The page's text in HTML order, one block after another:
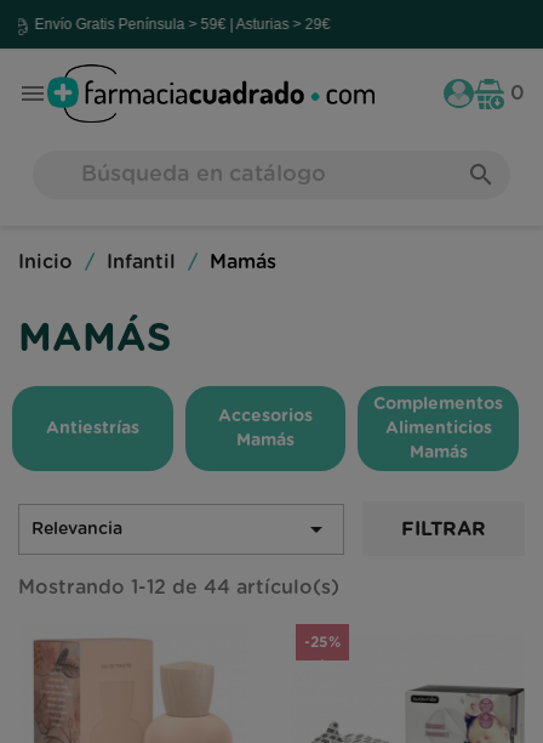
GratisPenínsula > 59€ | Asturias > 29€
 0
search
Inicio Infantil Mamás
MAMÁS
Antiestrías
Accesorios
Mamás
Complementos
Alimenticios
Mamás
Relevancia  FILTRAR
Mostrando 1-12 de 44 artículo(s)
-25%